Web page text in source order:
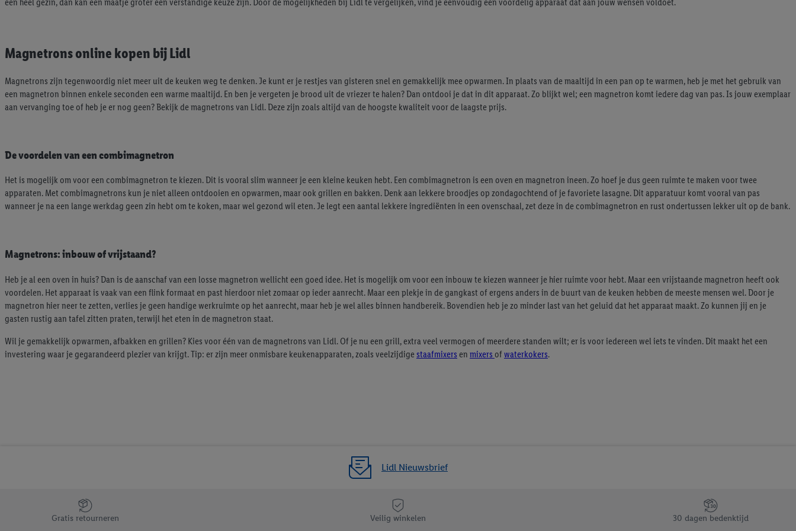
Magnetrons online kopen bij Lidl
Magnetrons zijn tegenwoordig niet meer uit de keuken weg te denken. Je kunt er je restjes van gisteren snel en gemakkelijk mee opwarmen. In plaats van de maaltijd in een pan op te warmen, heb je met het gebruik van
een magnetron binnen enkele seconden een warme maaltijd. En ben je vergeten je brood uit de vriezer te halen? Dan ontdooi je dat in dit apparaat. Zo blijkt wel; een magnetron komt iedere dag van pas. Is jouw exemplaar
aan vervanging toe of heb je er nog geen? Bekijk de magnetrons van Lidl. Deze zijn zoals altijd van de hoogste kwaliteit voor de laagste prijs.
De voordelen van een combimagnetron
Het is mogelijk om voor een combimagnetron te kiezen. Dit is vooral slim wanneer je een kleine keuken hebt. Een combimagnetron is een oven en magnetron ineen. Zo hoef je dus geen ruimte te maken voor twee
apparaten. Met combimagnetrons kun je niet alleen ontdooien en opwarmen, maar ook grillen en bakken. Denk aan lekkere broodjes op zondagochtend of je favoriete lasagne. Dit apparatuur komt vooral van pas
wanneer je na een lange werkdag geen zin hebt om te koken, maar wel gezond wil eten. Je legt een aantal lekkere ingrediënten in een ovenschaal, zet deze in de combimagnetron en rust ondertussen lekker uit op de bank.
Magnetrons: inbouw of vrijstaand?
Heb je al een oven in huis? Dan is de aanschaf van een losse magnetron wellicht een goed idee. Het is mogelijk om voor een inbouw te kiezen wanneer je hier ruimte voor hebt. Maar een vrijstaande magnetron heeft ook
voordelen. Het apparaat is vaak van een flink formaat en past hierdoor niet zomaar op ieder aanrecht. Maar een plekje in de gangkast of ergens anders in de buurt van de keuken hebben de meeste mensen wel. Door je
magnetron hier neer te zetten, verlies je geen handige werkruimte op het aanrecht, maar heb je wel alles binnen handbereik. Bovendien heb je zo minder last van het geluid dat het apparaat maakt. Zo kunnen jij en je
gasten rustig aan tafel zitten praten, terwijl het eten in de magnetron staat.
Wil je gemakkelijk opwarmen, afbakken en grillen? Kies voor één van de magnetrons van Lidl. Of je nu een grill, extra veel vermogen of meerdere standen wilt; er is voor iedereen wel iets te vinden. Dit maakt het een
investering waar je gegarandeerd plezier van krijgt. Tip: er zijn meer onmisbare keukenapparaten, zoals veelzijdige staafmixers en mixers ofwaterkokers.
Lidl Nieuwsbrief
Jouw voordelen bij ons als Lidl webshop klant
Gratis retourneren Veilig winkelen 30 dagen bedenktijd